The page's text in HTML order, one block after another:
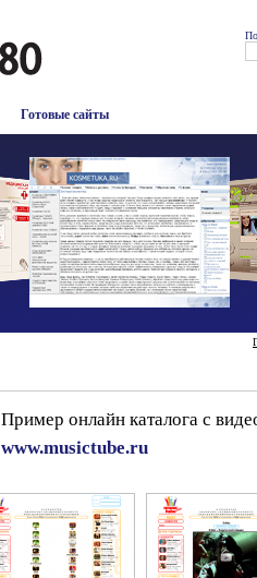
Готовые сайты
Пример онлайн каталога с
www.musictube.ru